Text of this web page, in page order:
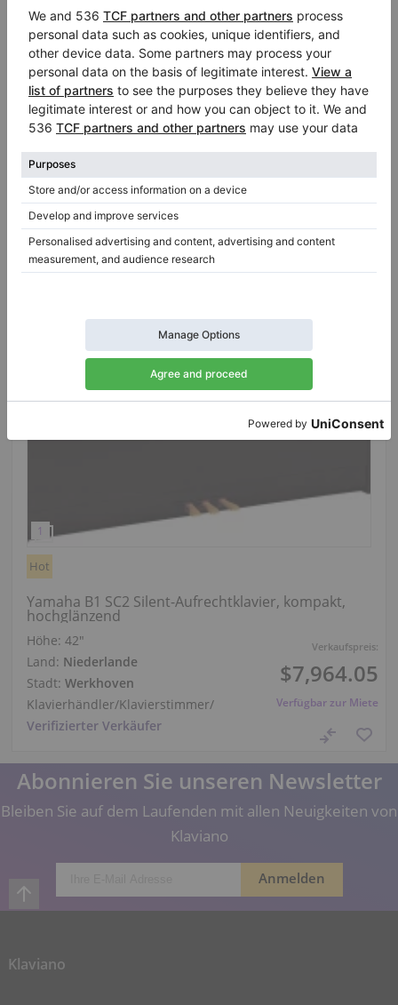
Verkaufspreis:
$7,255.78
Yamaha b1 SC2 — kompaktes B‑Serie‑Klavier mit
vollem Ton
Höhe:42″
Land:Deutschland
Stadt:Jena
Klavierhändler/Klavierstimmer
Verifizierter Verkäufer
Verkaufspreis:
$7,964.05
Verfügbar zur Miete
Hot
Yamaha B1 SC2 Silent-Aufrechtklavier, kompakt,
hochglänzend
Höhe: 42″
Land: Niederlande
Stadt: Werkhoven
Klavierhändler/Klavierstimmer/
Verifizierter Verkäufer
Abonnieren Sie unseren Newsletter
Bleiben Sie auf dem Laufenden mit allen Neuigkeiten von
Klaviano
Klaviano